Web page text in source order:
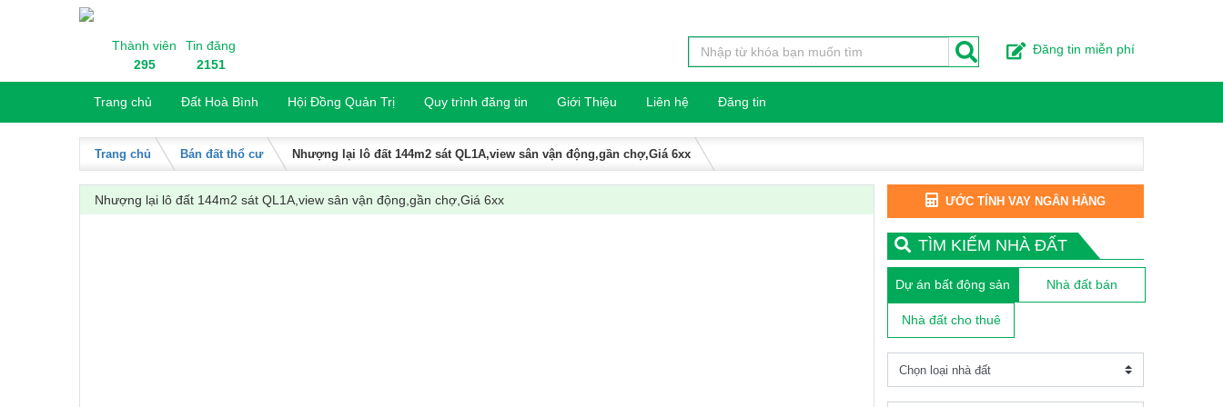
Skip to content
Thành viên
295
Tin đăng
2151
Đăng tin miễn phí
Trang chủ Đất Hoà Bình Hội Đồng Quản Trị Quy trình đăng tin Giới Thiệu Liên hệ Đăng tin
Trang chủ Bán đất thổ cư Nhượng lại lô đất 144m2 sát QL1A,view sân vận động,gần chợ,Giá 6xx
Nhượng lại lô đất 144m2 sát QL1A,view sân vận động,gần chợ,Giá 6xx ƯỚC TÍNH VAY NGÂN HÀNG
TÌM KIẾM NHÀ ĐẤT
Dự án bất động sản Nhà đất bán
Nhà đất cho thuê